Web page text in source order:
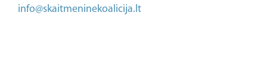
info@skaitmeninekoalicija.lt